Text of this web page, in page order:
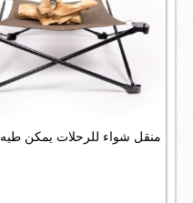
منقل شواء للرحلات يمكن طيه